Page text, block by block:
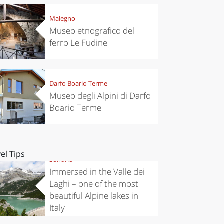
Malegno
Museo etnografico del
ferro Le Fudine
Darfo Boario Terme
Museo degli Alpini di Darfo
Boario Terme
Tips
Sondrio
Immersed in the Valle dei
Laghi – one of the most
beautiful Alpine lakes in
Italy